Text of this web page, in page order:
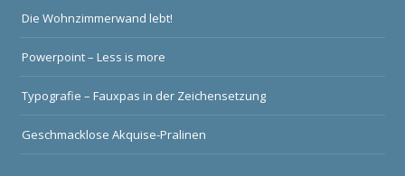
Die Wohnzimmerwand lebt!
Powerpoint – Less is more
Typografie – Fauxpas in der Zeichensetzung
Geschmacklose Akquise-Pralinen